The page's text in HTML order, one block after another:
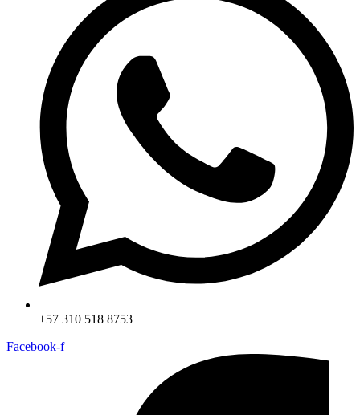
+57 310 518 8753
Facebook-f